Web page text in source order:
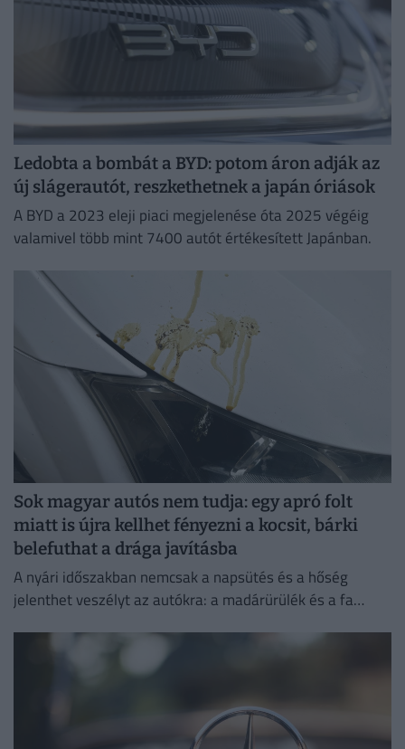
Ledobta a bombát a BYD: potom áron adják az
új slágerautót, reszkethetnek a japán óriások
A BYD a 2023 eleji piaci megjelenése óta 2025 végéig
valamivel több mint 7400 autót értékesített Japánban.
Sok magyar autós nem tudja: egy apró folt
miatt is újra kellhet fényezni a kocsit, bárki
belefuthat a drága javításba
A nyári időszakban nemcsak a napsütés és a hőség
jelenthet veszélyt az autókra: a madárürülék és a fa